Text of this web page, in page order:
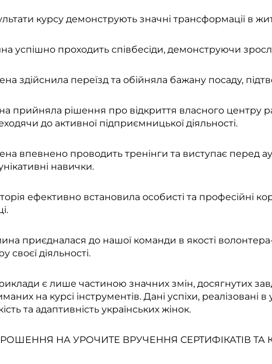
курсу демонструють значні трансформації в
успішно проходить співбесіди, демонструючи
здійснила переїзд та обійняла бажану посаду,
прийняла рішення про відкриття власного центру
до активної підприємницької діяльності.
впевнено проводить тренінги та виступає перед
навички.
ефективно встановила особисті та
приєдналася до нашої команди в якості
своєї діяльності.
є лише частиною значних змін, досягнутих
на курсі інструментів. Дані успіхи,
та адаптивність українських жінок.
НА УРОЧИТЕ ВРУЧЕННЯ СЕРТИФІКАТІВ ТА